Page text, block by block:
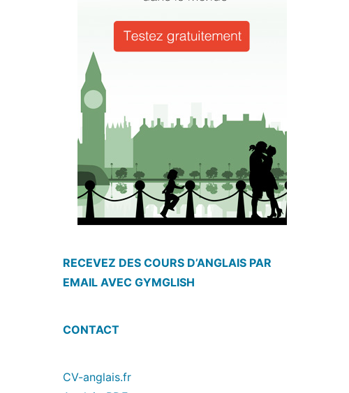
RECEVEZ DES COURS D’ANGLAIS PAR
EMAIL AVEC GYMGLISH
CONTACT
CV-anglais.fr